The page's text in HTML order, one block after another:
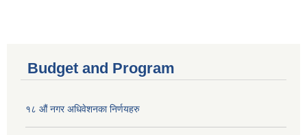
Budget and Program
१८ औं नगर अधिवेशनका निर्णयहरु